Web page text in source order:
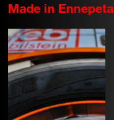
Made in Ennepetal